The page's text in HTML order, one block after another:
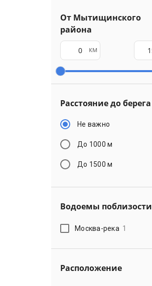
От Мытищинского
района
км
Расстояние до берега
Не важно
До 1000 м
До 1500 м
Водоемы поблизости
Москва-река 1
Расположение